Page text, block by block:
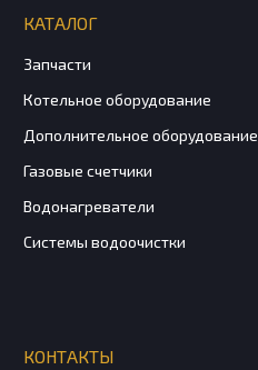
КАТАЛОГ
Запчасти
Котельное оборудование
Дополнительное оборудование
Газовые счетчики
Водонагреватели
Системы водоочистки
КОНТАКТЫ